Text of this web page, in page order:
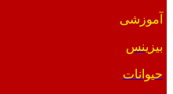
آموزشی
بیزینس
حیوانات